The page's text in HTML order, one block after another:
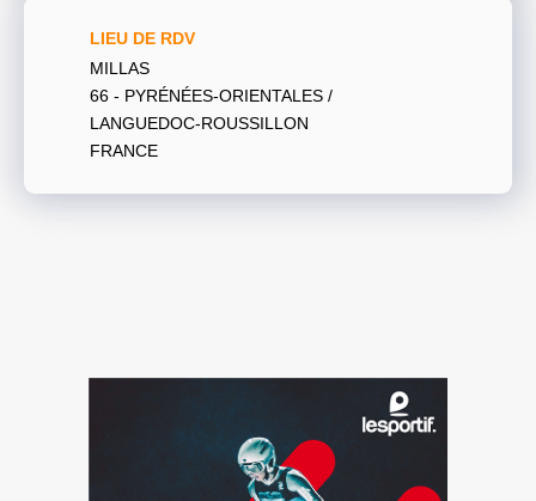
LIEU DE RDV
MILLAS
66 - PYRÉNÉES-ORIENTALES /
LANGUEDOC-ROUSSILLON
FRANCE